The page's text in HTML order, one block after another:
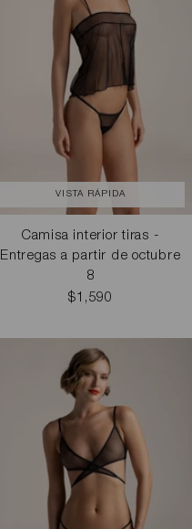
VISTA RÁPIDA
Camisa interior tiras -
Entregas a partir de octubre
8
$1,590